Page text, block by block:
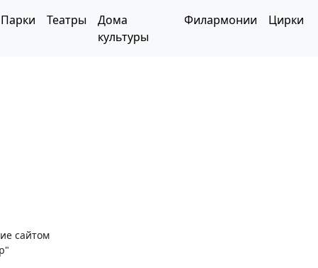
Парки Театры
Дома
культуры
Филармонии Цирки
сайтом